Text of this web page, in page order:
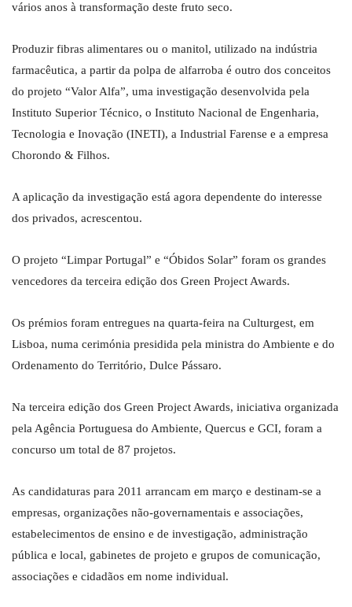
vários anos à transformação deste fruto seco.
Produzir fibras alimentares ou o manitol, utilizado na indústria
farmacêutica, a partir da polpa de alfarroba é outro dos conceitos
do projeto “Valor Alfa”, uma investigação desenvolvida pela
Instituto Superior Técnico, o Instituto Nacional de Engenharia,
Tecnologia e Inovação (INETI), a Industrial Farense e a empresa
Chorondo & Filhos.
A aplicação da investigação está agora dependente do interesse
dos privados, acrescentou.
O projeto “Limpar Portugal” e “Óbidos Solar” foram os grandes
vencedores da terceira edição dos Green Project Awards.
Os prémios foram entregues na quarta-feira na Culturgest, em
Lisboa, numa cerimónia presidida pela ministra do Ambiente e do
Ordenamento do Território, Dulce Pássaro.
Na terceira edição dos Green Project Awards, iniciativa organizada
pela Agência Portuguesa do Ambiente, Quercus e GCI, foram a
concurso um total de 87 projetos.
As candidaturas para 2011 arrancam em março e destinam-se a
empresas, organizações não-governamentais e associações,
estabelecimentos de ensino e de investigação, administração
pública e local, gabinetes de projeto e grupos de comunicação,
associações e cidadãos em nome individual.